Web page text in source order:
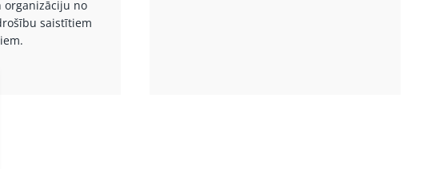
organizāciju no
saistītiem